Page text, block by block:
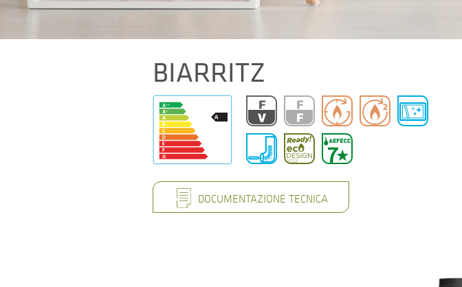
BIARRITZ
DOCUMENTAZIONE TECNICA